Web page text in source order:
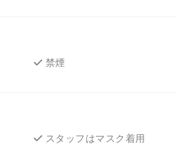
禁煙
スタッフはマスク着用